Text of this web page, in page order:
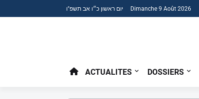
יום ראשון כ״ו אב תשפ"ו Dimanche 9 Août 2026
ACTUALITES DOSSIERS